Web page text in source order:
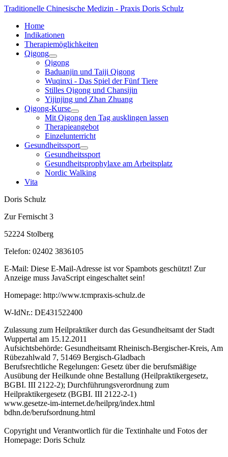
Traditionelle Chinesische Medizin - Praxis Doris Schulz
Home
Indikationen
Therapiemöglichkeiten
Qigong
Qigong
Baduanjin und Taiji Qigong
Wuqinxi - Das Spiel der Fünf Tiere
Stilles Qigong und Chansijin
Yijinjing und Zhan Zhuang
Qigong-Kurse
Mit Qigong den Tag ausklingen lassen
Therapieangebot
Einzelunterricht
Gesundheitssport
Gesundheitssport
Gesundheitsprophylaxe am Arbeitsplatz
Nordic Walking
Vita
Doris Schulz
Zur Fernischt 3
52224 Stolberg
Telefon: 02402 3836105
E-Mail: Diese E-Mail-Adresse ist vor Spambots geschützt! Zur
Anzeige muss JavaScript eingeschaltet sein!
Homepage: http://www.tcmpraxis-schulz.de
W-IdNr.: DE431522400
Zulassung zum Heilpraktiker durch das Gesundheitsamt der Stadt
Wuppertal am 15.12.2011
Aufsichtsbehörde: Gesundheitsamt Rheinisch-Bergischer-Kreis, Am
Rübezahlwald 7, 51469 Bergisch-Gladbach
Berufsrechtliche Regelungen: Gesetz über die berufsmäßige
Ausübung der Heilkunde ohne Bestallung (Heilpraktikergesetz,
BGBI. III 2122-2); Durchführungsverordnung zum
Heilpraktikergesetz (BGBI. III 2122-2-1)
www.gesetze-im-internet.de/heilprg/index.html
bdhn.de/berufsordnung.html
Copyright und Verantwortlich für die Textinhalte und Fotos der
Homepage: Doris Schulz